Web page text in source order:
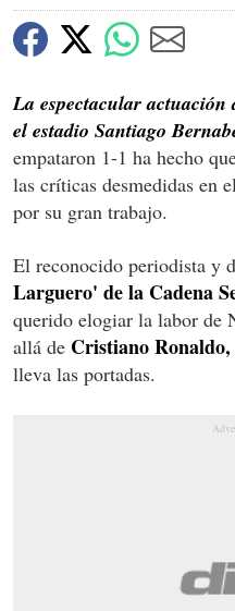
La espectacular actuación
el estadio Santiago
empataron 1-1 ha hecho
las críticas desmedidas en
por su gran trabajo.
El reconocido periodista y
Larguero' de la Cadena
querido elogiar la labor de
allá de Cristiano Ronaldo,
lleva las portadas.